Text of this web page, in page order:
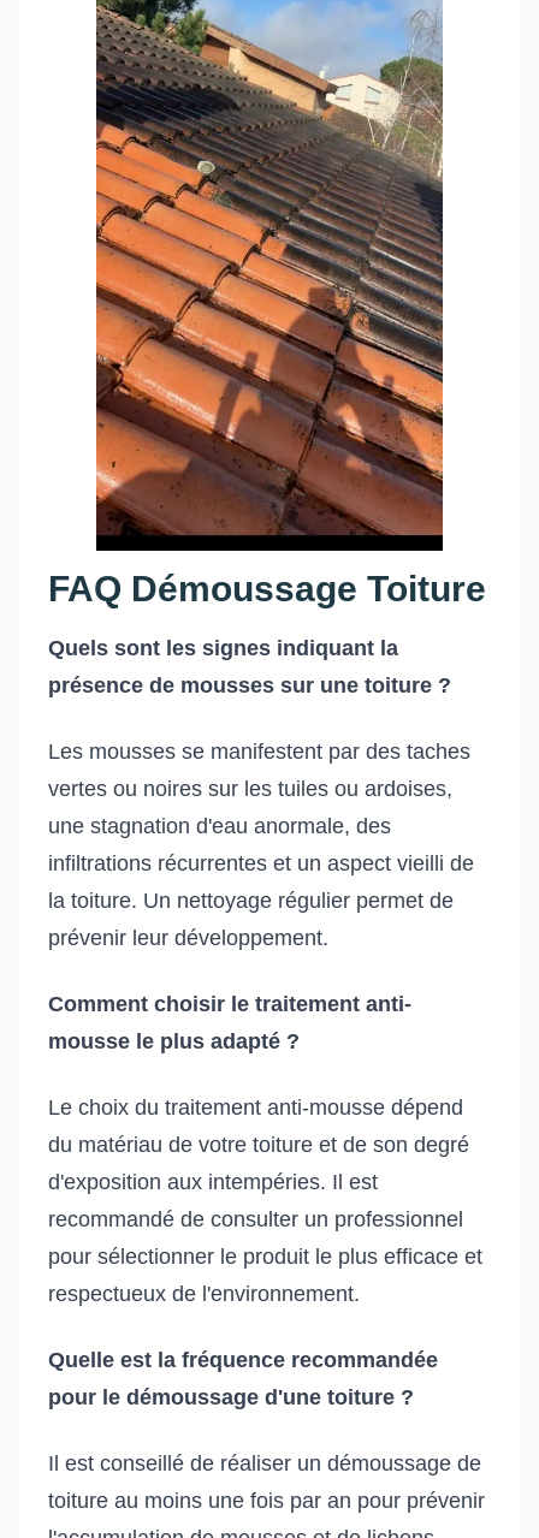
FAQ Démoussage Toiture
Quels sont les signes indiquant la
présence de mousses sur une toiture ?
Les mousses se manifestent par des taches
vertes ou noires sur les tuiles ou ardoises,
une stagnation d'eau anormale, des
infiltrations récurrentes et un aspect vieilli de
la toiture. Un nettoyage régulier permet de
prévenir leur développement.
Comment choisir le traitement anti-
mousse le plus adapté ?
Le choix du traitement anti-mousse dépend
du matériau de votre toiture et de son degré
d'exposition aux intempéries. Il est
recommandé de consulter un professionnel
pour sélectionner le produit le plus efficace et
respectueux de l'environnement.
Quelle est la fréquence recommandée
pour le démoussage d'une toiture ?
Il est conseillé de réaliser un démoussage de
toiture au moins une fois par an pour prévenir